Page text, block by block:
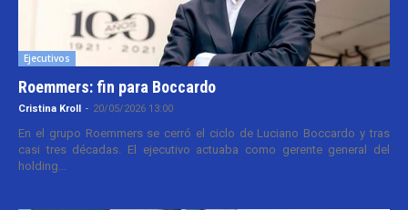
Ejecutivos
Roemmers: fin para Boccardo
Cristina Kroll - 20/05/2026 13:00
En el grupo Roemmers se cerró el ciclo de Luciano Boccardo y tras
casi tres décadas. El ejecutivo actuaba como gerente general del
holding...